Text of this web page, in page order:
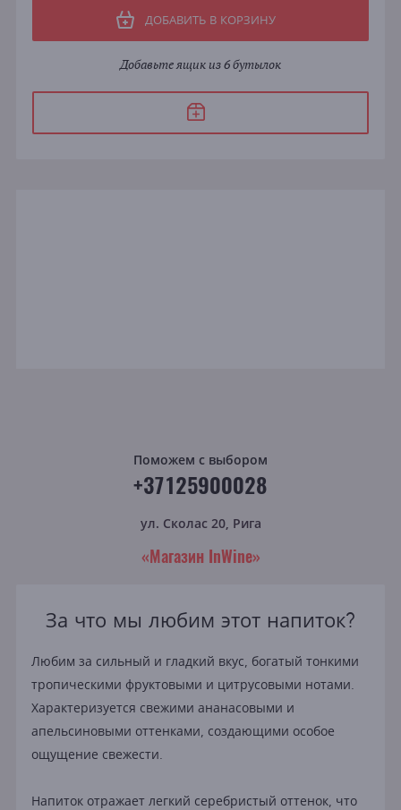
ДОБАВИТЬ В КОРЗИНУ
Добавьте ящик из 6 бутылок
Поможем с выбором
+37125900028
ул. Сколас 20, Рига
«Магазин InWine»
За что мы любим этот напиток?
Любим за сильный и гладкий вкус, богатый тонкими
тропическими фруктовыми и цитрусовыми нотами.
Характеризуется свежими ананасовыми и
апельсиновыми оттенками, создающими особое
ощущение свежести.
Напиток отражает легкий серебристый оттенок, что